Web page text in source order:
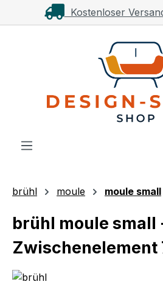
Zum Hauptinhalt springen
Kostenloser
brühl moule moule small
brühl moule small
Zwischenelement